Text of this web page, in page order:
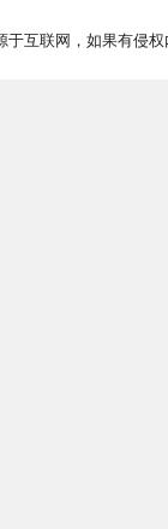
于互联网，如果有侵